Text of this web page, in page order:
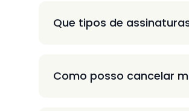
Que tipos de
Como posso cancelar